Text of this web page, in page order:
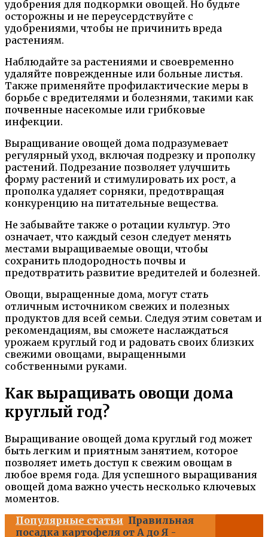
удобрения для подкормки овощей. Но будьте
осторожны и не переусердствуйте с
удобрениями, чтобы не причинить вреда
растениям.
Наблюдайте за растениями и своевременно
удаляйте поврежденные или больные листья.
Также применяйте профилактические меры в
борьбе с вредителями и болезнями, такими как
почвенные насекомые или грибковые
инфекции.
Выращивание овощей дома подразумевает
регулярный уход, включая подрезку и прополку
растений. Подрезание позволяет улучшить
форму растений и стимулировать их рост, а
прополка удаляет сорняки, предотвращая
конкуренцию на питательные вещества.
Не забывайте также о ротации культур. Это
означает, что каждый сезон следует менять
местами выращиваемые овощи, чтобы
сохранить плодородность почвы и
предотвратить развитие вредителей и болезней.
Овощи, выращенные дома, могут стать
отличным источником свежих и полезных
продуктов для всей семьи. Следуя этим советам и
рекомендациям, вы сможете наслаждаться
урожаем круглый год и радовать своих близких
свежими овощами, выращенными
собственными руками.
Как выращивать овощи дома
круглый год?
Выращивание овощей дома круглый год может
быть легким и приятным занятием, которое
позволяет иметь доступ к свежим овощам в
любое время года. Для успешного выращивания
овощей дома важно учесть несколько ключевых
моментов.
Популярные статьи Правильная
посадка картофеля от А до Я -